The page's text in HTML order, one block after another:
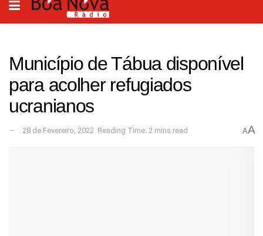
Município de Tábua disponível
para acolher refugiados
ucranianos
28 de Fevereiro, 2022 Reading Time: 2 mins read AA